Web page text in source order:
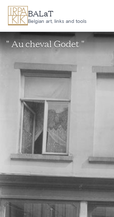
Ga naar hoofdinhoud
BALaT
Belgian art, links and tools
" Au cheval Godet "